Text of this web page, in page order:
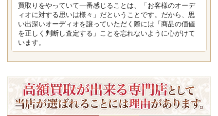
買取りをやっていて一番感じることは、「お客様のオーデ
ィオに対する思いは様々」だということです。だから、思
い出深いオーディオを譲っていただく際には「商品の価値
を正しく判断し査定する」ことを忘れないように心がけて
います。